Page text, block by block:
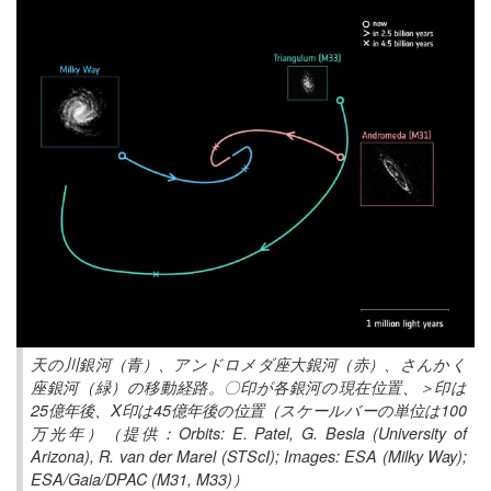
天の川銀河（青）、アンドロメダ座大銀河（赤）、さんかく
座銀河（緑）の移動経路。〇印が各銀河の現在位置、＞印は
25億年後、X印は45億年後の位置（スケールバーの単位は100
万光年）（提供：Orbits: E. Patel, G. Besla (University of
Arizona), R. van der Marel (STScI); Images: ESA (Milky Way);
ESA/Gaia/DPAC (M31, M33)）